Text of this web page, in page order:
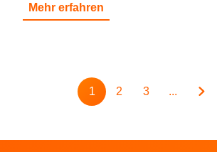
Mehr erfahren
Seite
1 Seite
2 Seite
3 ...